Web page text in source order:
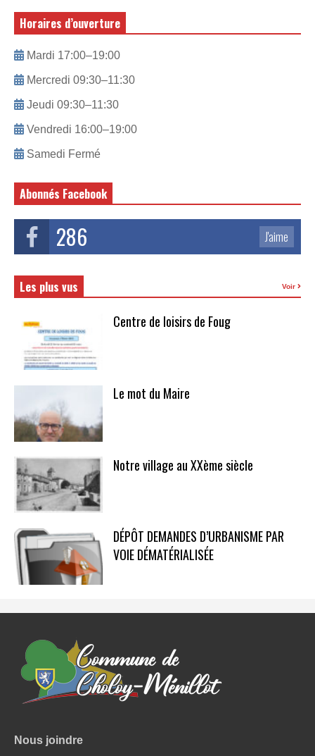
Horaires d’ouverture
Mardi 17:00–19:00
Mercredi 09:30–11:30
Jeudi 09:30–11:30
Vendredi 16:00–19:00
Samedi Fermé
Abonnés Facebook
286 J'aime
Les plus vus Voir
Centre de loisirs de Foug
Le mot du Maire
Notre village au XXème siècle
DÉPÔT DEMANDES D’URBANISME PAR
VOIE DÉMATÉRIALISÉE
Nous joindre